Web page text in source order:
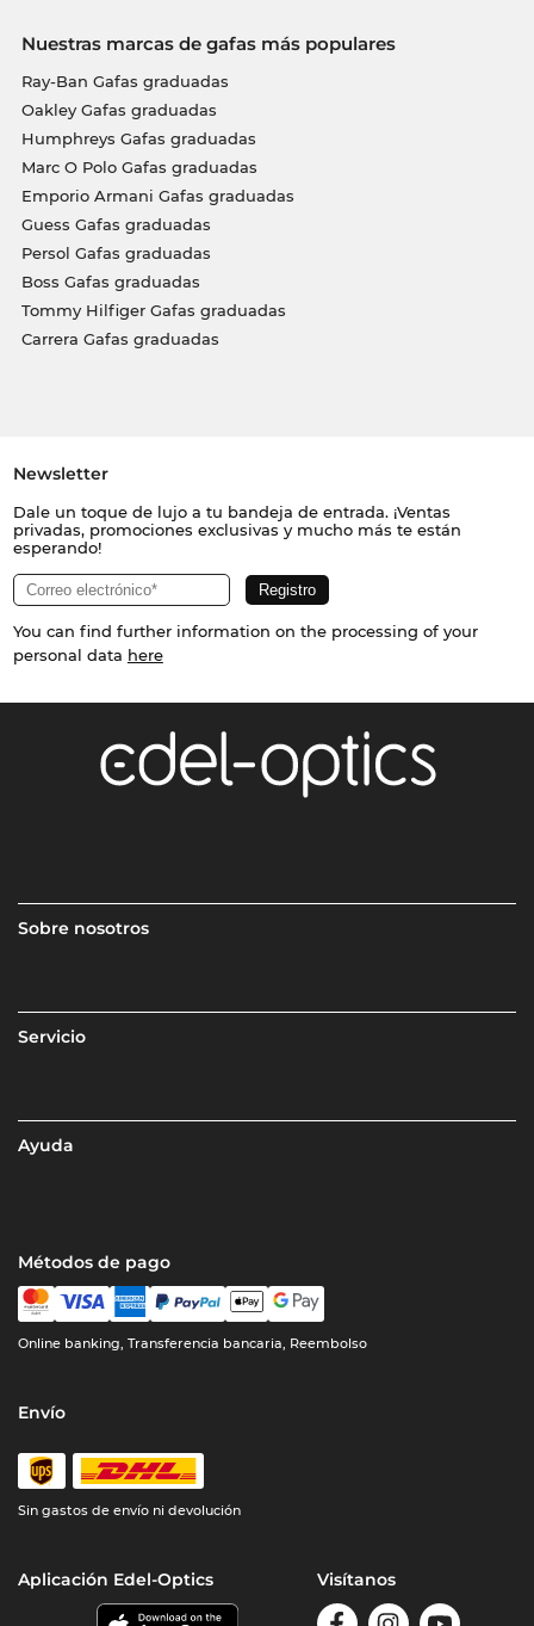
Nuestras marcas de gafas más populares
Ray-Ban Gafas graduadas
Oakley Gafas graduadas
Humphreys Gafas graduadas
Marc O Polo Gafas graduadas
Emporio Armani Gafas graduadas
Guess Gafas graduadas
Persol Gafas graduadas
Boss Gafas graduadas
Tommy Hilfiger Gafas graduadas
Carrera Gafas graduadas
Newsletter
Dale un toque de lujo a tu bandeja de entrada. ¡Ventas
privadas, promociones exclusivas y mucho más te están
esperando!
You can find further information on the processing of your
personal data here
Sobre nosotros
Servicio
Ayuda
Métodos de pago
Online banking, Transferencia bancaria, Reembolso
Envío
Sin gastos de envío ni devolución
Aplicación Edel-Optics Visítanos